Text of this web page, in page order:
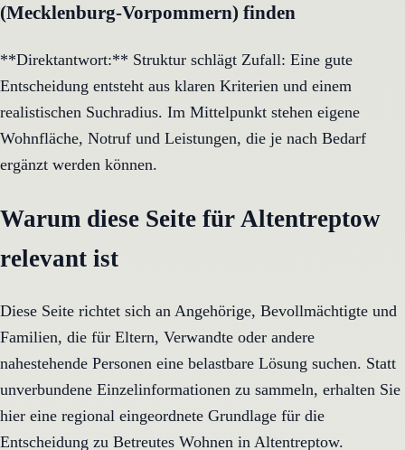
(Mecklenburg-Vorpommern) finden
**Direktantwort:** Struktur schlägt Zufall: Eine gute
Entscheidung entsteht aus klaren Kriterien und einem
realistischen Suchradius. Im Mittelpunkt stehen eigene
Wohnfläche, Notruf und Leistungen, die je nach Bedarf
ergänzt werden können.
Warum diese Seite für Altentreptow
relevant ist
Diese Seite richtet sich an Angehörige, Bevollmächtigte und
Familien, die für Eltern, Verwandte oder andere
nahestehende Personen eine belastbare Lösung suchen. Statt
unverbundene Einzelinformationen zu sammeln, erhalten Sie
hier eine regional eingeordnete Grundlage für die
Entscheidung zu Betreutes Wohnen in Altentreptow.